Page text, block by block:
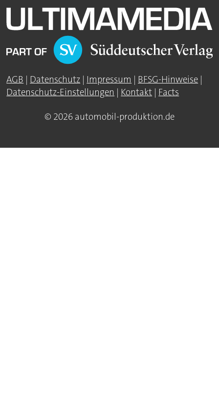
AGB | Datenschutz | Impressum | BFSG-Hinweise |
Datenschutz-Einstellungen | Kontakt | Facts
© 2026 automobil-produktion.de